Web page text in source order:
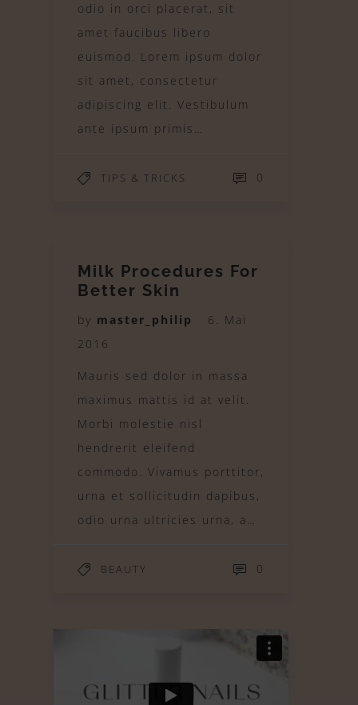
odio in orci placerat, sit
amet faucibus libero
euismod. Lorem ipsum dolor
sit amet, consectetur
adipiscing elit. Vestibulum
ante ipsum primis…
TIPS & TRICKS 0
Milk Procedures For
Better Skin
by master_philip
6. Mai
2016
Mauris sed dolor in massa
maximus mattis id at velit.
Morbi molestie nisl
hendrerit eleifend
commodo. Vivamus porttitor,
urna et sollicitudin dapibus,
odio urna ultricies urna, a…
BEAUTY 0